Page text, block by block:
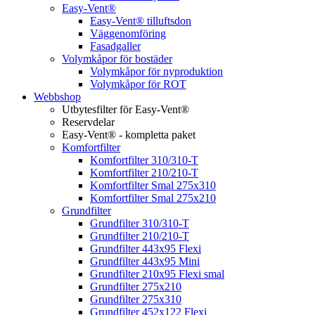
Easy-Vent®
Easy-Vent® tilluftsdon
Väggenomföring
Fasadgaller
Volymkåpor för bostäder
Volymkåpor för nyproduktion
Volymkåpor för ROT
Webbshop
Utbytesfilter för Easy-Vent®
Reservdelar
Easy-Vent® - kompletta paket
Komfortfilter
Komfortfilter 310/310-T
Komfortfilter 210/210-T
Komfortfilter Smal 275x310
Komfortfilter Smal 275x210
Grundfilter
Grundfilter 310/310-T
Grundfilter 210/210-T
Grundfilter 443x95 Flexi
Grundfilter 443x95 Mini
Grundfilter 210x95 Flexi smal
Grundfilter 275x210
Grundfilter 275x310
Grundfilter 452x122 Flexi